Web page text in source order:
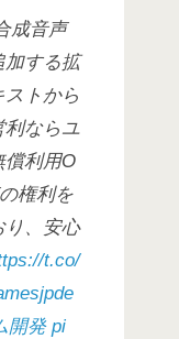
成音声
加する拡
トから
利ならユ
償利用O
権利を
り、安心
t.co/
開発 pi